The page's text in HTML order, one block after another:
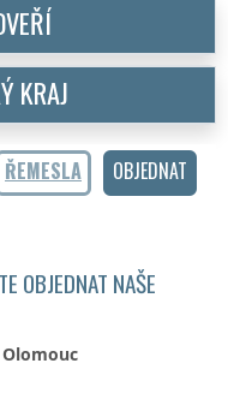
ŘEMESLA
OBJEDNAT
OBJEDNAT NAŠE
Olomouc
KRAJ